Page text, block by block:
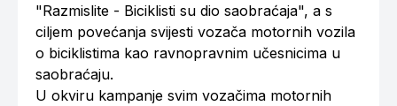
"Razmislite - Biciklisti su dio saobraćaja", a s
ciljem povećanja svijesti vozača motornih vozila
o biciklistima kao ravnopravnim učesnicima u
saobraćaju.
U okviru kampanje svim vozačima motornih